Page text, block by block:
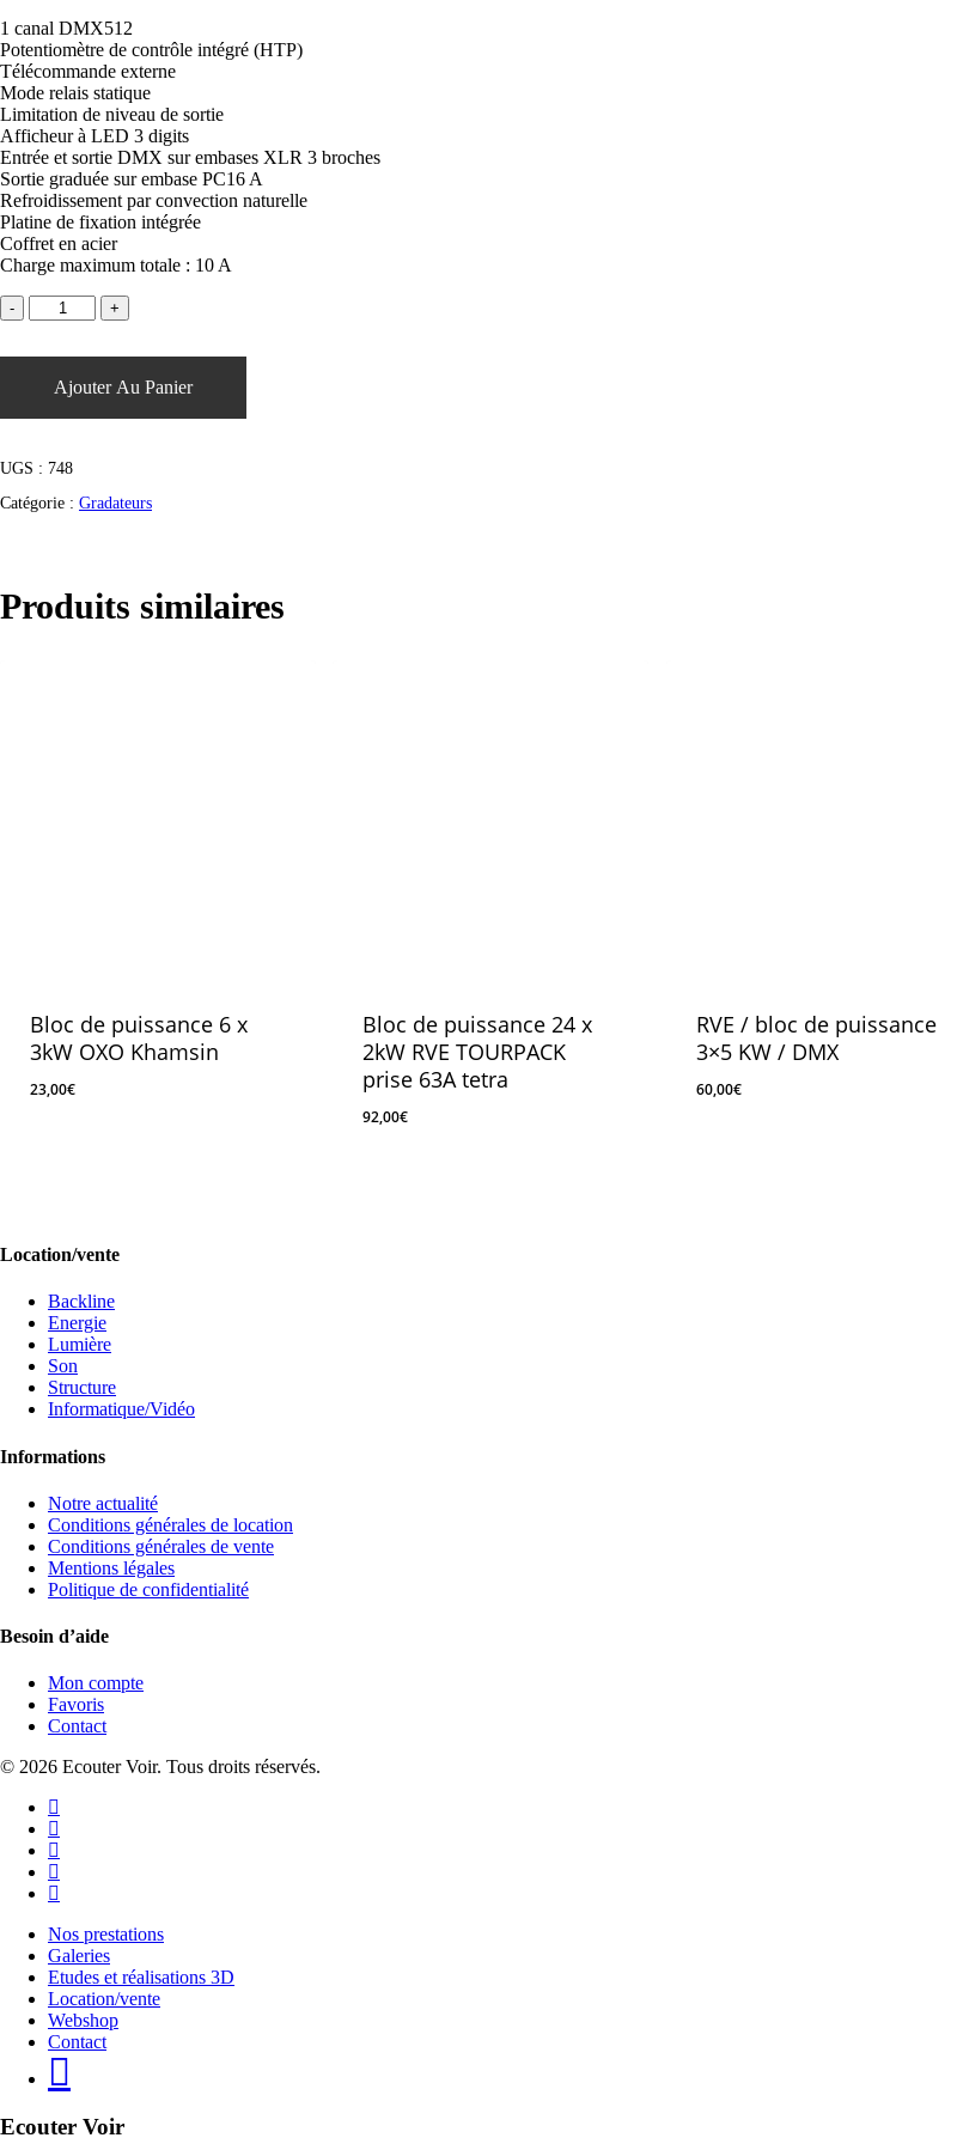
1 canal DMX512
Potentiomètre de contrôle intégré (HTP)
Télécommande externe
Mode relais statique
Limitation de niveau de sortie
Afficheur à LED 3 digits
Entrée et sortie DMX sur embases XLR 3 broches
Sortie graduée sur embase PC16 A
Refroidissement par convection naturelle
Platine de fixation intégrée
Coffret en acier
Charge maximum totale : 10 A
Ajouter Au Panier
UGS : 748
Catégorie : Gradateurs
Produits similaires
Bloc de puissance 6 x
3kW OXO Khamsin
23,00€
Bloc de puissance 24 x
2kW RVE TOURPACK
prise 63A tetra
92,00€
RVE / bloc de puissance
3×5 KW / DMX
60,00€
Location/vente
Backline
Energie
Lumière
Son
Structure
Informatique/Vidéo
Informations
Notre actualité
Conditions générales de location
Conditions générales de vente
Mentions légales
Politique de confidentialité
Besoin d’aide
Mon compte
Favoris
Contact
© 2026 Ecouter Voir. Tous droits réservés.
facebook
linkedin
instagram
phone
email
Close
Menu
Nos prestations
Galeries
Etudes et réalisations 3D
Location/vente
Webshop
Contact
Ecouter Voir